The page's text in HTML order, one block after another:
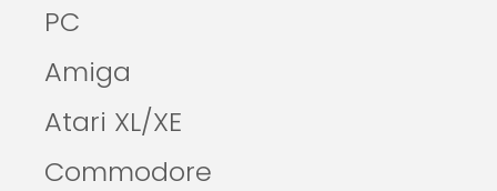
PC
Amiga
Atari XL/XE
Commodore